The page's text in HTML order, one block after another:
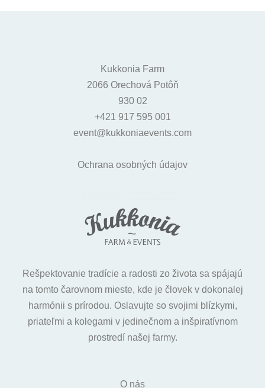
Kukkonia Farm
2066 Orechová Potôň
930 02
+421 917 595 001
event@kukkoniaevents.com
Ochrana osobných údajov
Rešpektovanie tradície a radosti zo života sa spájajú
na tomto čarovnom mieste, kde je človek v dokonalej
harmónii s prírodou. Oslavujte so svojimi blízkymi,
priateľmi a kolegami v jedinečnom a inšpiratívnom
prostredí našej farmy.
O nás